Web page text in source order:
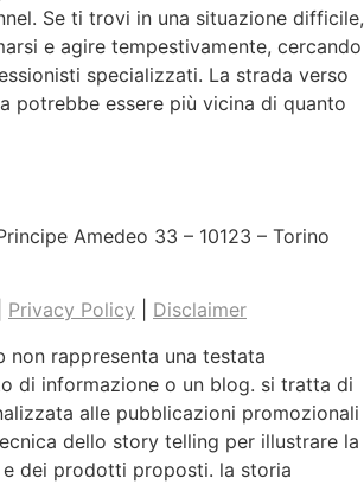
Se ti trovi in una situazione difficile,
e agire tempestivamente, cercando
specializzati. La strada verso
potrebbe essere più vicina di quanto
Amedeo 33 – 10123 – Torino
Privacy Policy
Disclaimer
non rappresenta una testata
di informazione o un blog. si tratta di
alle pubblicazioni promozionali
dello story telling per illustrare la
dei prodotti proposti. la storia